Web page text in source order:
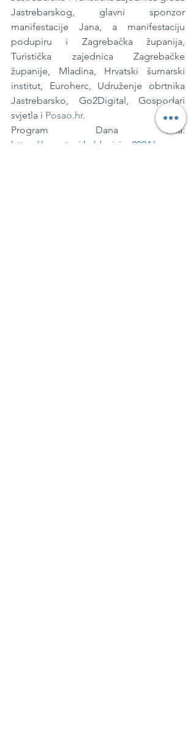
Jastrebarskog, glavni sponzor
manifestacije Jana, a manifestaciju
podupiru i Zagrebačka županija,
Turistička zajednica Zagrebačke
županije, Mladina, Hrvatski šumarski
institut, Euroherc, Udruženje obrtnika
Jastrebarsko, Go2Digital, Gospodari
svjetla i Posao.hr.
Program Dana vina:
https://www.tzgj.hr/danivina2024/